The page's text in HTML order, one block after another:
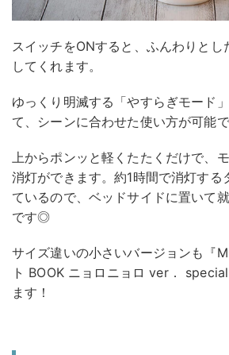
スイッチをONすると、ふんわりとし
してくれます。
ゆっくり明滅する「やすらぎモード
て、シーンに合わせた使い方が可能で
上からポンッと軽くたたくだけで、
消灯ができます。約1時間で消灯する
ているので、ベッドサイドに置いて
です◎
サイズ違いの小さいバージョンも『
ト BOOK ニョロニョロ ver．
ます！